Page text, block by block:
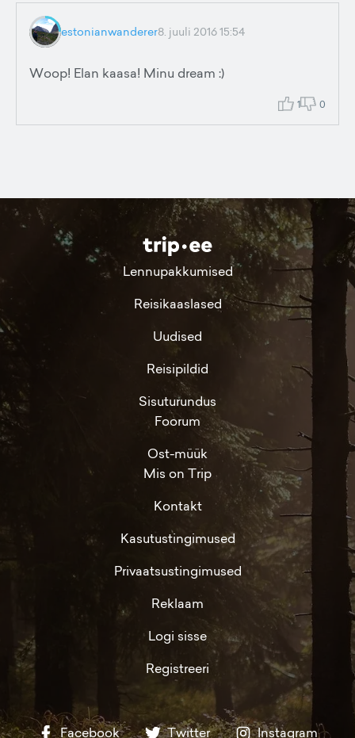
estonianwanderer8. juuli 2016 15:54
Woop! Elan kaasa! Minu dream :)
1 0
Lennupakkumised
Reisikaaslased
Uudised
Reisipildid
Sisuturundus
Foorum
Ost-müük
Mis on Trip
Kontakt
Kasutustingimused
Privaatsustingimused
Reklaam
Logi sisse
Registreeri
Facebook Twitter Instagram